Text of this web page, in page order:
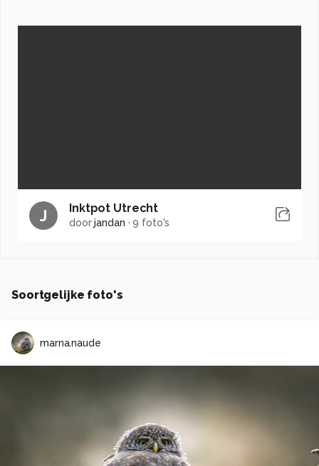
J Inktpot Utrecht
doorjandan ·9 foto's
Soortgelijke foto's
marna.naude